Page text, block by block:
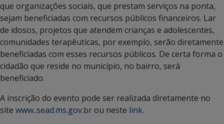
que organizações sociais, que prestam serviços na ponta,
sejam beneficiadas com recursos públicos financeiros. Lar
de idosos, projetos que atendem crianças e adolescentes,
comunidades terapêuticas, por exemplo, serão diretamente
beneficiadas com esses recursos públicos. De certa forma o
cidadão que reside no município, no bairro, será
beneficiado.
A inscrição do evento pode ser realizada diretamente no
site www..sead.ms.gov.brou neste link.